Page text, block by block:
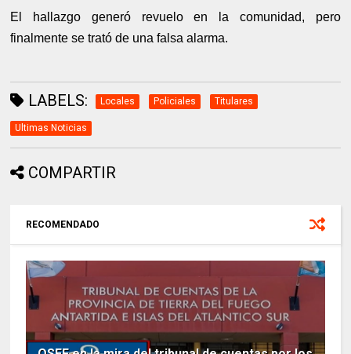
El hallazgo generó revuelo en la comunidad, pero
finalmente se trató de una falsa alarma.
LABELS: Locales Policiales Titulares
Ultimas Noticias
COMPARTIR
RECOMENDADO